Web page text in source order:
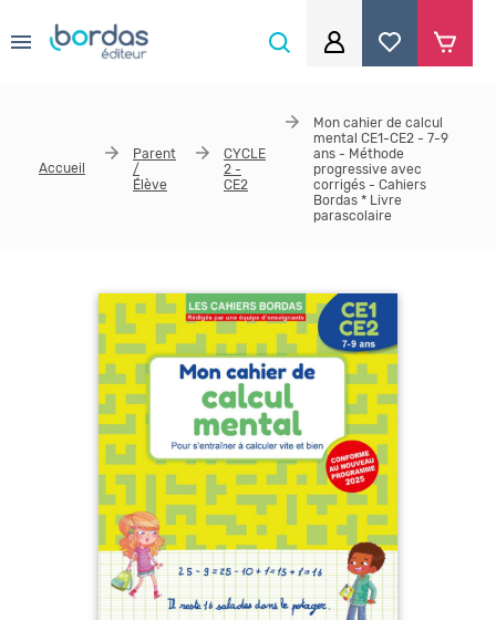
Je me connecte
Identifiant
Se souvenir de moi
Mot de passe ou identifiant oublié
Bénéficiez de tarifs préférentiels
Accueil
Parent
/
Élève
CYCLE
2 -
CE2
Mon cahier de calcul
mental CE1-CE2 - 7-9
ans - Méthode
progressive avec
corrigés - Cahiers
Bordas * Livre
parascolaire